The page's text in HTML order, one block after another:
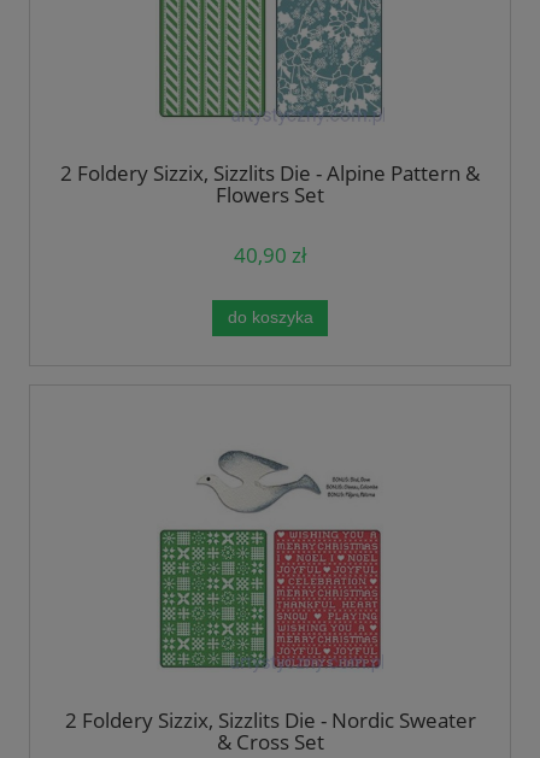
2 Foldery Sizzix, Sizzlits Die - Alpine Pattern &
Flowers Set
40,90 zł
do koszyka
2 Foldery Sizzix, Sizzlits Die - Nordic Sweater
& Cross Set